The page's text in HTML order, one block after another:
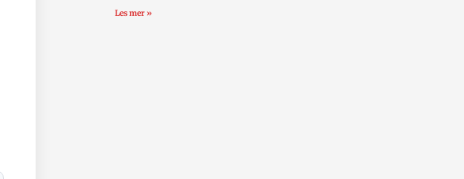
Les mer »